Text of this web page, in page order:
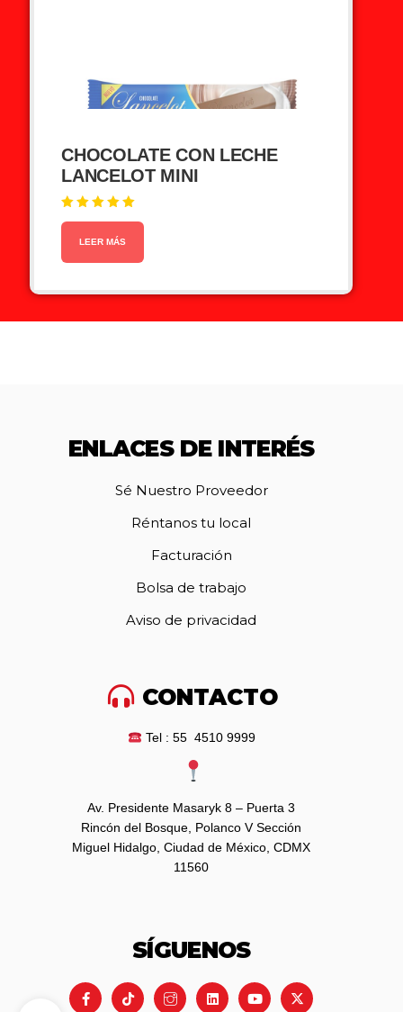
CHOCOLATE CON LECHE
LANCELOT MINI
Valorado en
LEER MÁS
ENLACES DE INTERÉS
Sé Nuestro Proveedor
Réntanos tu local
Facturación
Bolsa de trabajo
Aviso de privacidad
CONTACTO
Tel : 55 4510 9999
Av. Presidente Masaryk 8 – Puerta 3
Rincón del Bosque, Polanco V Sección
Miguel Hidalgo, Ciudad de México, CDMX
11560
SÍGUENOS